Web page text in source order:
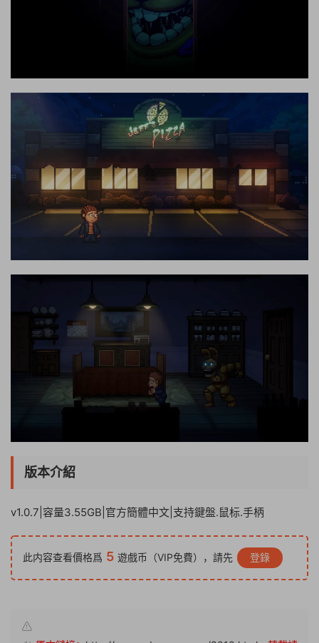
版本介紹
v1.0.7|容量3.55GB|官方簡體中文|支持鍵盤.鼠标.手柄
此内容查看價格爲 5 遊戲币（VIP免費），請先 登錄